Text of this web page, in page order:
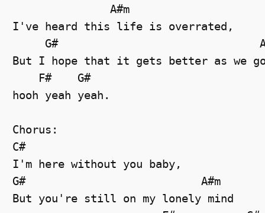
               A#m
I've heard this life is overrated,
G#
But I hope that it gets better as we
    F#    G#
hooh yeah yeah.
Chorus:
C#
I'm here without you baby,
G#                           A#m
But you're still on my lonely mind